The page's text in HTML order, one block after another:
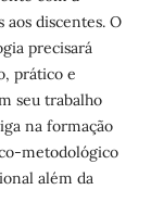
aos discentes. O
precisará
prático e
seu trabalho
na formação
metodológico
além da